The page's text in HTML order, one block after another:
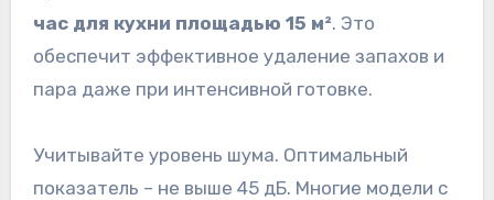
час для кухни площадью 15 м². Это
обеспечит эффективное удаление запахов и
пара даже при интенсивной готовке.
Учитывайте уровень шума. Оптимальный
показатель – не выше 45 дБ. Многие модели с